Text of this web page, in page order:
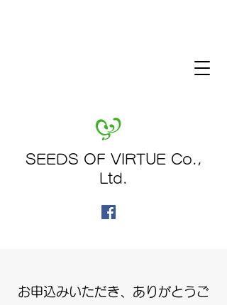
SEEDS OF VIRTUE Co.,
Ltd.
​​お申込みいただき、ありがとうご